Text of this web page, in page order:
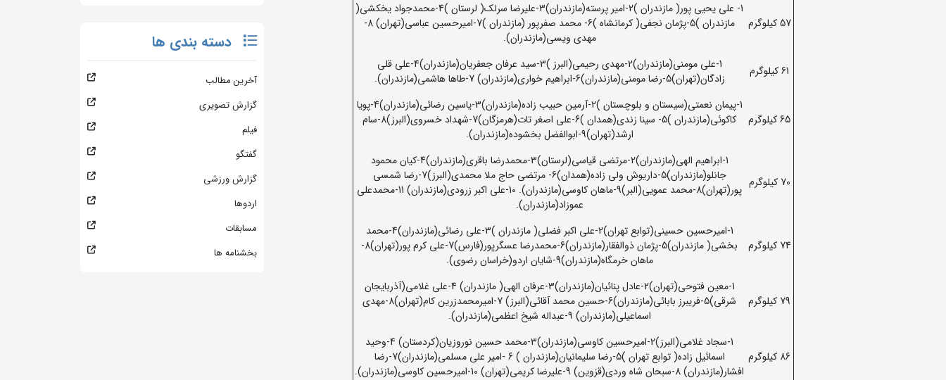
57 کیلوگرم
1- علی یحیی پور( مازندران )2-امیر پرسته(مازندران)3-علیرضا سرلک( لرستان )4-محمدجواد یخکشی(
مازندران )5-پژمان نجفی( کرمانشاه )6- محمد صفرپور (مازندران )7-امیرحسین عباسی(تهران) 8-
مهدی ویسی(مازندران).
61 کیلوگرم
1-علی مومنی(مازندران)2-مهدی رحیمی(البرز )3-سید عرفان جعفریان(مازندران)4-علی قلی
زادگان(تهران)5-رضا مومنی(مازندران)6-ابراهیم خواری(مازندران) 7-طاها هاشمی(مازندران).
65 کیلوگرم
1-پیمان نعمتی(سیستان و بلوچستان )2-آرمین حبیب زاده(مازندران)3-یاسین رضائی(مازندران)4-پویا
کاکوئی(مازندران )5- سینا زندی(همدان )6-علی اصغر تات(هرمزگان)7-شهداد خسروی(البرز)8-سام
ارشد(تهران)9-ابوالفضل بخشوده(مازندران).
70 کیلوگرم
1-ابراهیم الهی(مازندران)2-مرتضی قیاسی(لرستان)3-محمدرضا باقری(مازندران)4-کیان محمود
جانلو(مازندران)5-داریوش ولی زاده(همدان)6- مرتضی حاج ملا محمدی(البرز)7-رضا شمسی
پور(تهران)8-محمد عمویی(البر)9-ماهان کاوسی(مازندران). 10-علی اکبر زرودی(مازندران) 11-محمدعلی
عموزاد(مازندران).
74 کیلوگرم
1-امیرحسین حسینی(توابع تهران)2-علی اکبر فضلی( مازندران )3-علی رضائی(مازندران)4-محمد
بخشی( مازندران)5-پژمان ذوالفقار(مازندران)6-محمدرضا عسگرپور(فارس)7-علی کرم پور(تهران)8-
ماهان خرمگاه(مازندران)9-شایان اردو(خراسان رضوی).
79 کیلوگرم
1-معین فتوحی(تهران)2-عادل پنائیان(مازندران)3-عرفان الهی( مازندران) 4-علی غلامی(آذربایجان
شرقی)5-فریبرز بابائی(مازندران)6-حسین محمد آقائی(البرز) 7-امیرمحمدزرین کام(تهران)8-مهدی
اسماعیلی(مازندران) 9-عبداله شیخ اعظمی(مازندران).
86 کیلوگرم
1-سجاد غلامی(البرز)2-امیرحسین کاوسی(مازندران)3-محمد حسین نوروزیان(کردستان) 4-وحید
اسمائیل زاده( توابع تهران )5-رضا سلیمانیان(مازندران ) 6 -امیر علی مسلمی(مازندران)7-رضا
افشار(مازندران) 8-سبحان شاه وردی(قزوین) 9-علیرضا کریمی(تهران) 10-امیرحسین کاوسی(مازندران).
دسته بندی ها
آخرین مطالب
گزارش تصویری
فیلم
گفتگو
گزارش ورزشی
اردوها
مسابقات
بخشنامه ها